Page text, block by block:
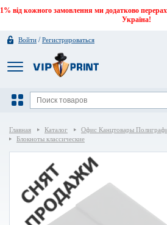
1% від кожного замовлення ми додатково
Україна!
Войти /Регистрироваться
Главная Каталог Офис Канцтовары
Блокноты классические